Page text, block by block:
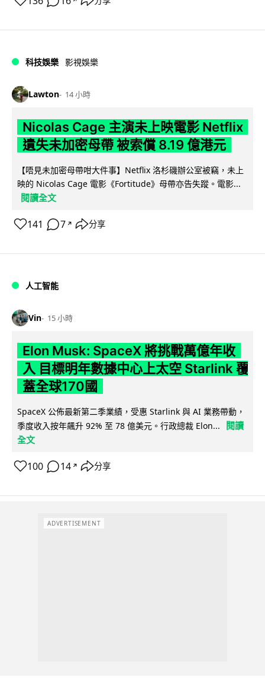
科技娛樂 影視娛樂
Lawton 14 小時
Nicolas Cage 主演未上映電影 Netflix
遺失未加密母帶 被索償 8.19 億港元
【唔見未加密母帶咁大件事】Netflix 洛杉磯辦公室被竊，未上
映的 Nicolas Cage 電影《Fortitude》母帶亦告失蹤。電影...
閱讀全文
141 7 ↗ 分享
人工智能
Vin 15 小時
Elon Musk: SpaceX 將挑戰萬億年收
入 目標明年數據中心上太空 Starlink 覆
蓋全球170國
SpaceX 公佈最新第二季業績，受惠 Starlink 與 AI 業務帶動，
季度收入按年飆升 92% 至 78 億美元。行政總裁 Elon...
閱讀
全文
100 14 ↗ 分享
ADVERTISEMENT